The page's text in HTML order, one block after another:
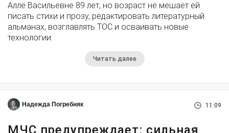
Алле Васильевне 89 лет, но возраст не мешает ей
писать стихи и прозу, редактировать литературный
альманах, возглавлять ТОС и осваивать новые
технологии.
Читать далее
Надежда Погребняк 11:09
МЧС предупреждает: сильная